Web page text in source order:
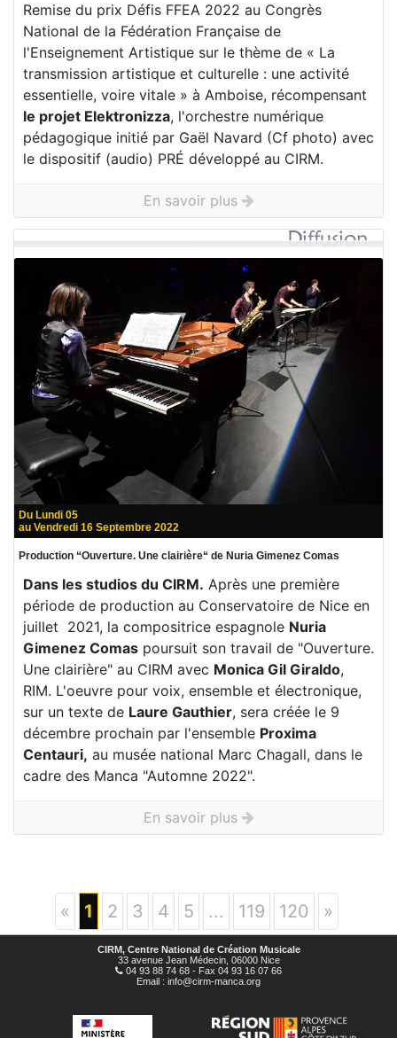
Remise du prix Défis FFEA 2022 au Congrès
National de la Fédération Française de
l'Enseignement Artistique sur le thème de « La
transmission artistique et culturelle : une activité
essentielle, voire vitale » à Amboise, récompensant
le projet Elektronizza, l'orchestre numérique
pédagogique initié par Gaël Navard (Cf photo) avec
le dispositif (audio) PRÉ développé au CIRM.
En savoir plus
Du Lundi 05
au Vendredi 16 Septembre 2022
Production “Ouverture. Une clairière“ de Nuria Gimenez Comas
Dans les studios du CIRM. Après une première
période de production au Conservatoire de Nice en
juillet 2021, la compositrice espagnole Nuria
Gimenez Comas poursuit son travail de "Ouverture.
Une clairière" au CIRM avec Monica Gil Giraldo,
RIM. L'oeuvre pour voix, ensemble et électronique,
sur un texte de Laure Gauthier, sera créée le 9
décembre prochain par l'ensemble Proxima
Centauri, au musée national Marc Chagall, dans le
cadre des Manca "Automne 2022".
En savoir plus
« 1 2 3 4 5 ... 119 120 »
CIRM, Centre National de Création Musicale
33 avenue Jean Médecin, 06000 Nice
04 93 88 74 68 - Fax 04 93 16 07 66
Email : info@cirm-manca.org